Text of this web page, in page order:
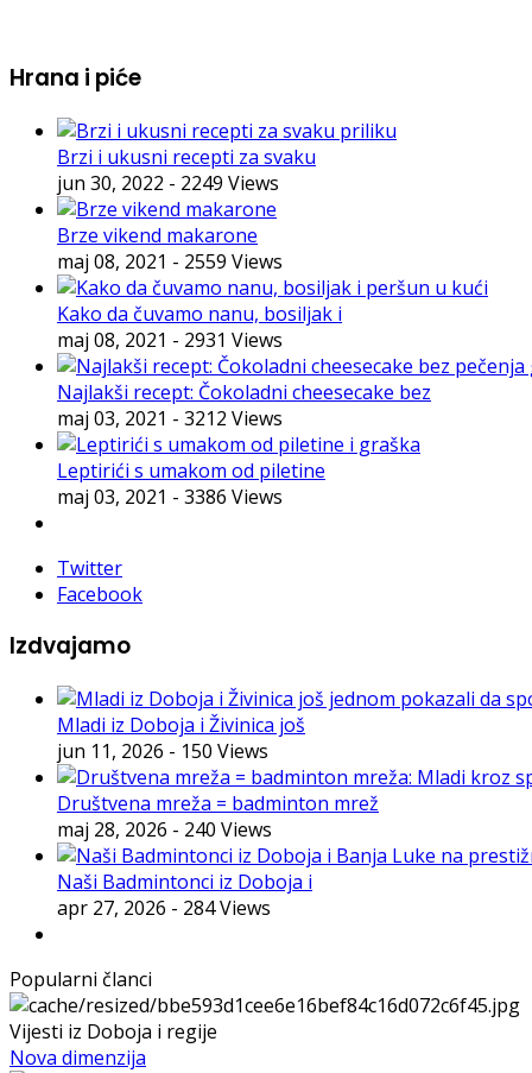
Hrana i piće
Brzi i ukusni recepti za svaku
jun 30, 2022 - 2249 Views
Brze vikend makarone
maj 08, 2021 - 2559 Views
Kako da čuvamo nanu, bosiljak i
maj 08, 2021 - 2931 Views
Najlakši recept: Čokoladni cheesecake bez
maj 03, 2021 - 3212 Views
Leptirići s umakom od piletine
maj 03, 2021 - 3386 Views
Twitter
Facebook
Izdvajamo
Mladi iz Doboja i Živinica još
jun 11, 2026 - 150 Views
Društvena mreža = badminton mrež
maj 28, 2026 - 240 Views
Naši Badmintonci iz Doboja i
apr 27, 2026 - 284 Views
Popularni članci
Vijesti iz Doboja i regije
Nova dimenzija